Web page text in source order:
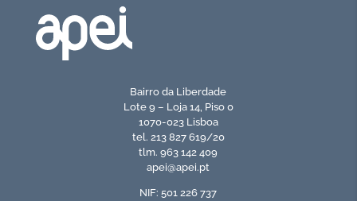
Bairro da Liberdade
Lote 9 – Loja 14, Piso 0
1070-023 Lisboa
tel. 213 827 619/20
tlm. 963 142 409
apei@apei.pt
NIF: 501 226 737